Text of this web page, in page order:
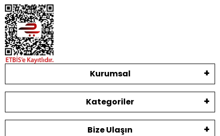
Kurumsal
Kategoriler
Bize Ulaşın